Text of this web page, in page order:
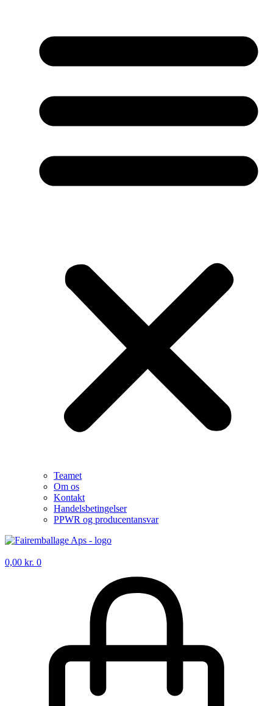
Teamet
Om os
Kontakt
Handelsbetingelser
PPWR og producentansvar
0,00 kr. 0